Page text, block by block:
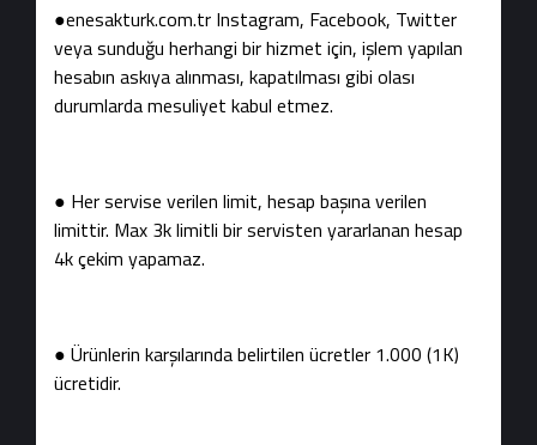
●enesakturk.com.tr Instagram, Facebook, Twitter
veya sunduğu herhangi bir hizmet için, işlem yapılan
hesabın askıya alınması, kapatılması gibi olası
durumlarda mesuliyet kabul etmez.
● Her servise verilen limit, hesap başına verilen
limittir. Max 3k limitli bir servisten yararlanan hesap
4k çekim yapamaz.
● Ürünlerin karşılarında belirtilen ücretler 1.000 (1K)
ücretidir.